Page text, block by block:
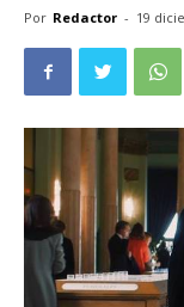
Por Redactor - 19